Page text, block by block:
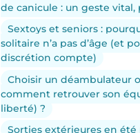
de canicule : un geste vital,
Sextoys et seniors :
solitaire n’a pas d’âge (et
discrétion compte)
Choisir un déambulateur
comment retrouver son
liberté) ?
Sorties extérieures en été